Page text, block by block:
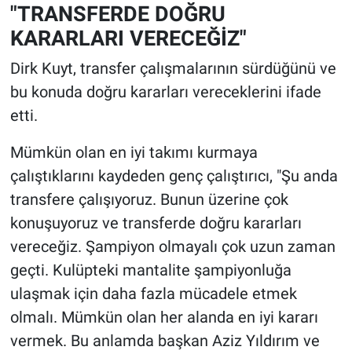
"TRANSFERDE DOĞRU
KARARLARI VERECEĞİZ"
Dirk Kuyt, transfer çalışmalarının sürdüğünü ve
bu konuda doğru kararları vereceklerini ifade
etti.
Mümkün olan en iyi takımı kurmaya
çalıştıklarını kaydeden genç çalıştırıcı, "Şu anda
transfere çalışıyoruz. Bunun üzerine çok
konuşuyoruz ve transferde doğru kararları
vereceğiz. Şampiyon olmayalı çok uzun zaman
geçti. Kulüpteki mantalite şampiyonluğa
ulaşmak için daha fazla mücadele etmek
olmalı. Mümkün olan her alanda en iyi kararı
vermek. Bu anlamda başkan Aziz Yıldırım ve